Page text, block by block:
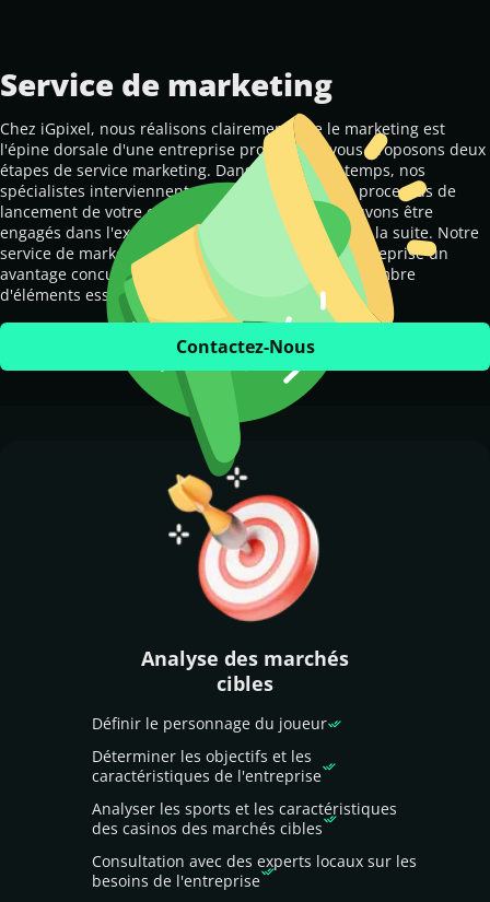
Service de marketing
Chez iGpixel, nous réalisons clairement que le marketing est
l'épine dorsale d'une entreprise prospère et vous proposons deux
étapes de service marketing. Dans un premier temps, nos
spécialistes interviennent pour organiser tout le processus de
lancement de votre entreprise. De plus, nous pouvons être
engagés dans l'exploitation et l
ajout de valeur par la suite. Notre
service de marketing est sûr de donner à votre entreprise un
avantage concurrentiel en véhiculant un certain nombre
d'éléments essentiels.
Contactez-Nous
Analyse des marchés
cibles
Définir le personnage du joueur
Déterminer les objectifs et les
caractéristiques de l'entreprise
Analyser les sports et les caractéristiques
des casinos des marchés cibles
Consultation avec des experts locaux sur les
besoins de l'entreprise